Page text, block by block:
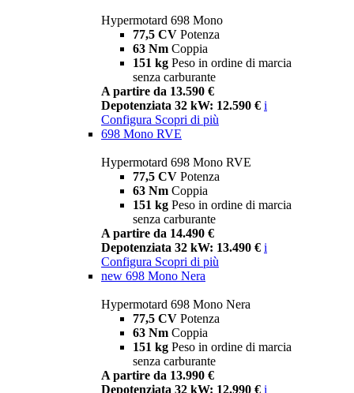
Hypermotard 698 Mono
77,5 CV Potenza
63 Nm Coppia
151 kg Peso in ordine di marcia
senza carburante
A partire da 13.590 €
Depotenziata 32 kW: 12.590 € i
Configura Scopri di più
698 Mono RVE
Hypermotard 698 Mono RVE
77,5 CV Potenza
63 Nm Coppia
151 kg Peso in ordine di marcia
senza carburante
A partire da 14.490 €
Depotenziata 32 kW: 13.490 € i
Configura Scopri di più
new 698 Mono Nera
Hypermotard 698 Mono Nera
77,5 CV Potenza
63 Nm Coppia
151 kg Peso in ordine di marcia
senza carburante
A partire da 13.990 €
Depotenziata 32 kW: 12.990 € i